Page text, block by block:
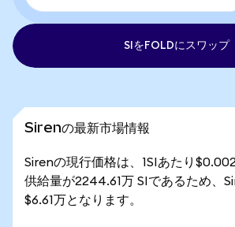
SIをFOLDにスワップ
Sirenの最新市場情報
Sirenの現行価格は、1SIあたり
供給量が2244.61万 SIであるため、
$6.61万となります。